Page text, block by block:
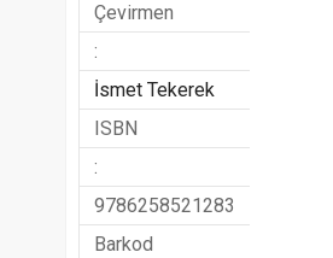
Çevirmen
:
İsmet Tekerek
ISBN
:
9786258521283
Barkod